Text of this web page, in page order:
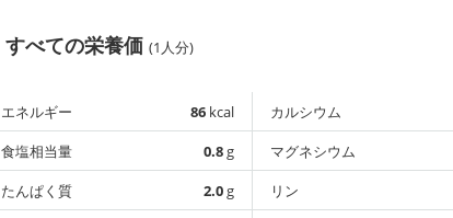
すべての栄養価 (1人分)
エネルギー 86 kcal
食塩相当量
0.8g
たんぱく質
2.0g
カルシウム
マグネシウム
リン